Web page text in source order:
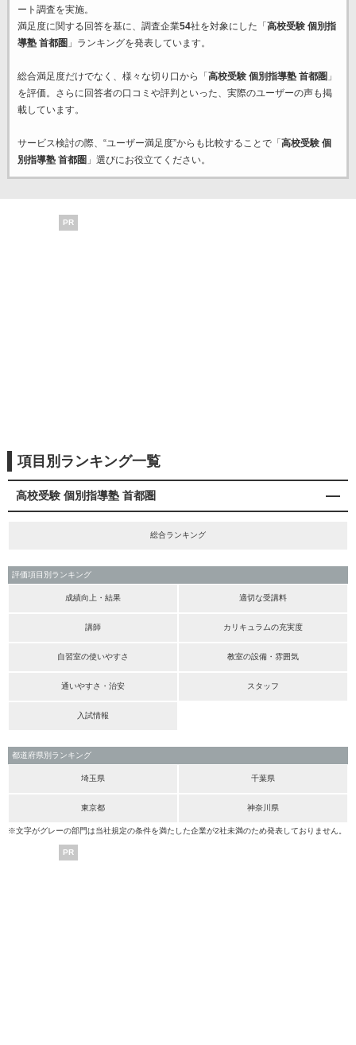
ート調査を実施。
満足度に関する回答を基に、調査企業54社を対象にした「 高校受験 個別指
導塾 首都圏 」ランキングを発表しています。
総合満足度だけでなく、様々な切り口から「 高校受験 個別指導塾 首都圏 」
を評価。さらに回答者の口コミや評判といった、実際のユーザーの声も掲
載しています。
サービス検討の際、“ユーザー満足度”からも比較することで「 高校受験 個
別指導塾 首都圏 」選びにお役立てください。
PR
項目別ランキング一覧
高校受験 個別指導塾 首都圏
総合ランキング
評価項目別ランキング
成績向上・結果 適切な受講料
講師 カリキュラムの充実度
自習室の使いやすさ 教室の設備・雰囲気
通いやすさ・治安 スタッフ
入試情報
都道府県別ランキング
埼玉県 千葉県
東京都 神奈川県
※文字がグレーの部門は当社規定の条件を満たした企業が2社未満のため発表しておりません。
PR